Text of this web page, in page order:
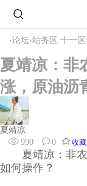
›论坛›站务区 十一区
夏靖凉：非
涨，原油沥
夏靖凉
990
0 收藏
夏靖凉：非农
如何操作？